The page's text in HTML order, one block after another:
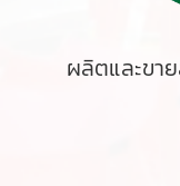
ผลิตและขา